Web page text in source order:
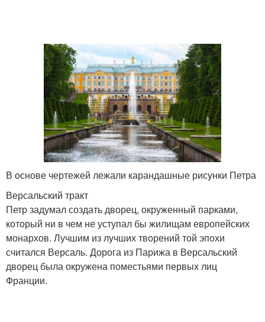
В основе чертежей лежали карандашные рисунки Петра
Версальский тракт
Петр задумал создать дворец, окруженный парками,
который ни в чем не уступал бы жилищам европейских
монархов. Лучшим из лучших творений той эпохи
считался Версаль. Дорога из Парижа в Версальский
дворец была окружена поместьями первых лиц
Франции.